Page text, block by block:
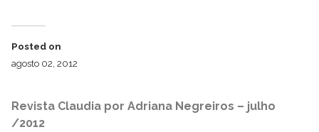
Posted on
agosto 02, 2012
Revista Claudia por Adriana Negreiros – julho
/2012